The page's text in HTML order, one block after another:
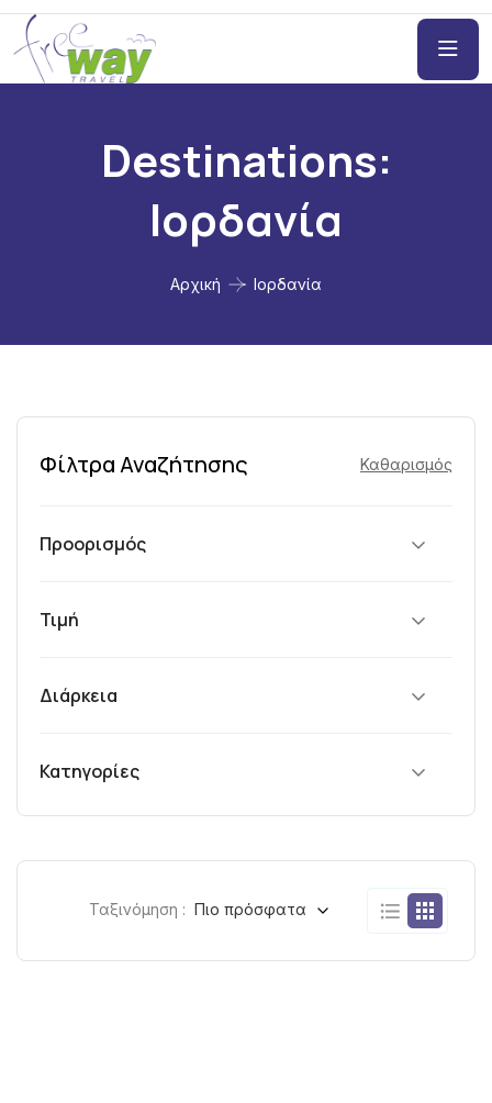
Destinations:
Ιορδανία
Αρχική Ιορδανία
Φίλτρα Αναζήτησης Καθαρισμός
Προορισμός
Τιμή
Διάρκεια
Κατηγορίες
Ταξινόμηση : Πιο πρόσφατα